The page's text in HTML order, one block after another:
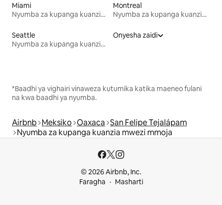
Miami
Nyumba za kupanga kuanzia mwezi mmoja
Montreal
Nyumba za kupanga kuanzia mwezi mmoja
Seattle
Nyumba za kupanga kuanzia mwezi mmoja
Onyesha zaidi
*Baadhi ya vighairi vinaweza kutumika katika maeneo fulani
na kwa baadhi ya nyumba.
Airbnb Meksiko Oaxaca San Felipe Tejalápam
Nyumba za kupanga kuanzia mwezi mmoja
© 2026 Airbnb, Inc.
Faragha
Masharti